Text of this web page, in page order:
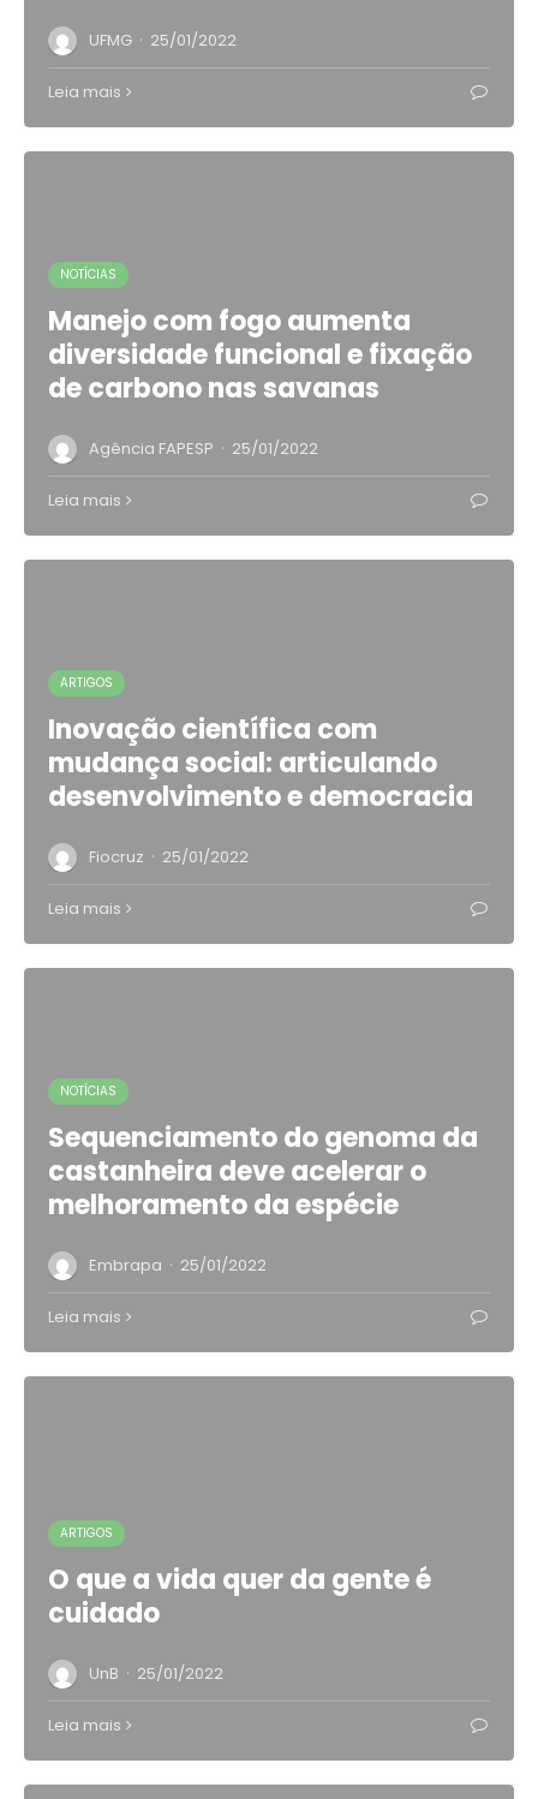
UFMG · 25/01/2022
Leia mais
NOTÍCIAS
Manejo com fogo aumenta
diversidade funcional e fixação
de carbono nas savanas
Agência FAPESP · 25/01/2022
Leia mais
ARTIGOS
Inovação científica com
mudança social: articulando
desenvolvimento e democracia
Fiocruz · 25/01/2022
Leia mais
NOTÍCIAS
Sequenciamento do genoma da
castanheira deve acelerar o
melhoramento da espécie
Embrapa · 25/01/2022
Leia mais
ARTIGOS
O que a vida quer da gente é
cuidado
UnB · 25/01/2022
Leia mais